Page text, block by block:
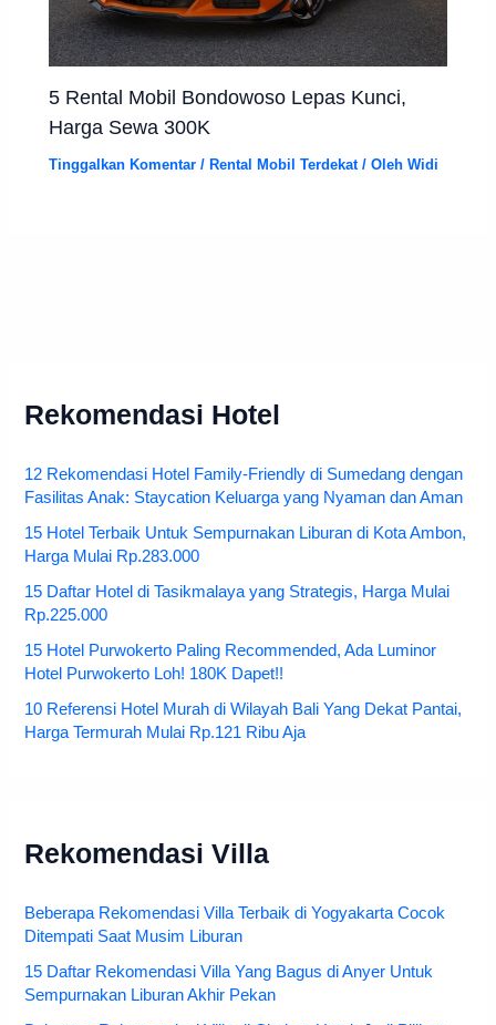
5 Rental Mobil Bondowoso Lepas Kunci,
Harga Sewa 300K
Tinggalkan Komentar / Rental Mobil Terdekat/ OlehWidi
Rekomendasi Hotel
12 Rekomendasi Hotel Family-Friendly di Sumedang dengan
Fasilitas Anak: Staycation Keluarga yang Nyaman dan Aman
15 Hotel Terbaik Untuk Sempurnakan Liburan di Kota Ambon,
Harga Mulai Rp.283.000
15 Daftar Hotel di Tasikmalaya yang Strategis, Harga Mulai
Rp.225.000
15 Hotel Purwokerto Paling Recommended, Ada Luminor
Hotel Purwokerto Loh! 180K Dapet!!
10 Referensi Hotel Murah di Wilayah Bali Yang Dekat Pantai,
Harga Termurah Mulai Rp.121 Ribu Aja
Rekomendasi Villa
Beberapa Rekomendasi Villa Terbaik di Yogyakarta Cocok
Ditempati Saat Musim Liburan
15 Daftar Rekomendasi Villa Yang Bagus di Anyer Untuk
Sempurnakan Liburan Akhir Pekan